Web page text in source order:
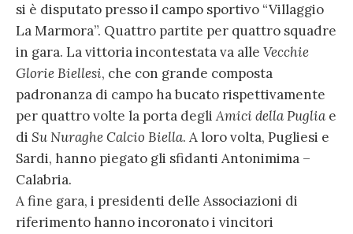
si è disputato presso il campo sportivo “Villaggio
La Marmora”. Quattro partite per quattro squadre
in gara. La vittoria incontestata va alle Vecchie
Glorie Biellesi, che con grande composta
padronanza di campo ha bucato rispettivamente
per quattro volte la porta degliAmici della Puglia e
di Su Nuraghe Calcio Biella. A loro volta, Pugliesi e
Sardi, hanno piegato gli sfidanti Antonimima –
Calabria.
A fine gara, i presidenti delle Associazioni di
riferimento hanno incoronato i vincitori